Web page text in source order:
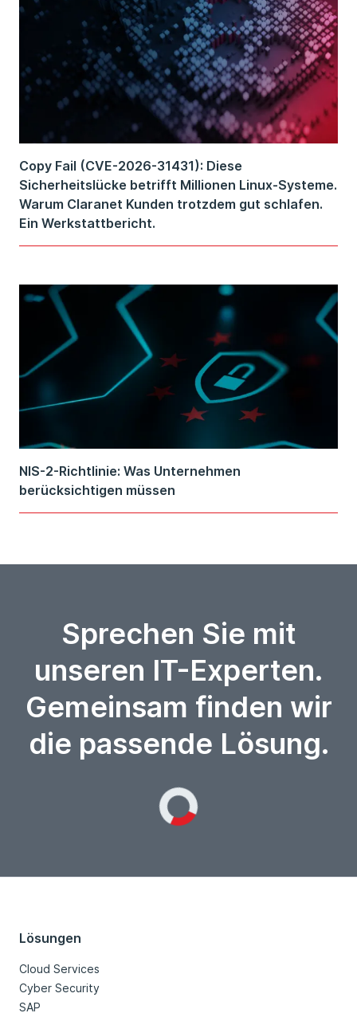
Copy Fail (CVE-2026-31431): Diese
Sicherheitslücke betrifft Millionen Linux-Systeme.
Warum Claranet Kunden trotzdem gut schlafen.
Ein Werkstattbericht.
NIS-2-Richtlinie: Was Unternehmen
berücksichtigen müssen
Sprechen Sie mit
unseren IT-Experten.
Gemeinsam finden wir
die passende Lösung.
Lösungen
Cloud Services
Cyber Security
SAP